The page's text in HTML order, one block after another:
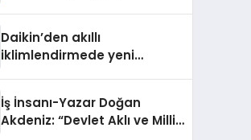
Daikin’den akıllı
iklimlendirmede yeni
İş İnsanı-Yazar Doğan
Akdeniz: “Devlet Aklı ve Milli